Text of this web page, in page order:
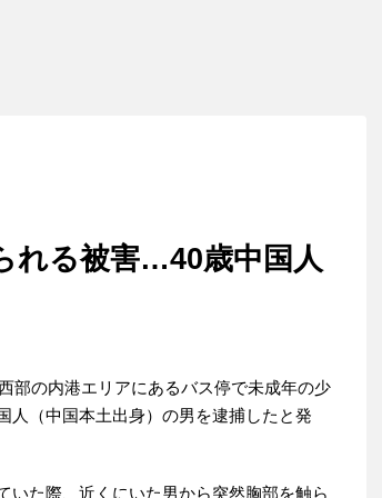
れる被害…40歳中国人
部の内港エリアにあるバス停で未成年の少
人（中国本土出身）の男を逮捕したと発
た際、近くにいた男から突然胸部を触ら